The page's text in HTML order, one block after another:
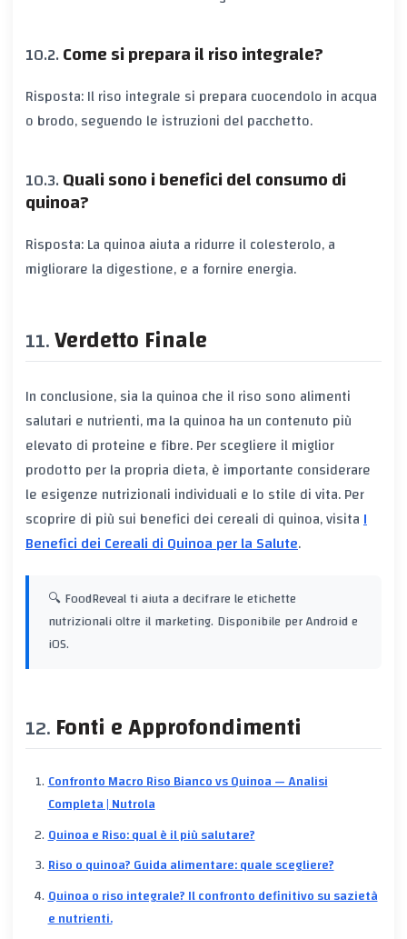
Come si prepara il riso integrale?
Risposta: Il riso integrale si prepara cuocendolo in acqua
o brodo, seguendo le istruzioni del pacchetto.
Quali sono i benefici del consumo di
quinoa?
Risposta: La quinoa aiuta a ridurre il colesterolo, a
migliorare la digestione, e a fornire energia.
Verdetto Finale
In conclusione, sia la quinoa che il riso sono alimenti
salutari e nutrienti, ma la quinoa ha un contenuto più
elevato di proteine e fibre. Per scegliere il miglior
prodotto per la propria dieta, è importante considerare
le esigenze nutrizionali individuali e lo stile di vita. Per
scoprire di più sui benefici dei cereali di quinoa, visitaI
Benefici dei Cereali di Quinoa per la Salute.
🔍 FoodReveal ti aiuta a decifrare le etichette
nutrizionali oltre il marketing. Disponibile per Android e
iOS.
Fonti e Approfondimenti
Confronto Macro Riso Bianco vs Quinoa — Analisi
Completa | Nutrola
Quinoa e Riso: qual è il più salutare?
Riso o quinoa? Guida alimentare: quale scegliere?
Quinoa o riso integrale? Il confronto definitivo su sazietà
e nutrienti.